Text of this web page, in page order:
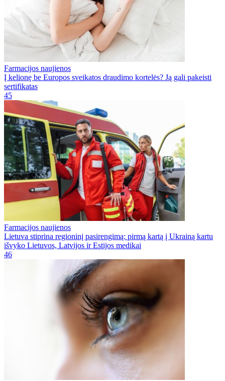
Farmacijos naujienos
Į kelionę be Europos sveikatos draudimo kortelės? Ją gali pakeisti
sertifikatas
45
Farmacijos naujienos
Lietuva stiprina regioninį pasirengimą: pirmą kartą į Ukrainą kartu
išvyko Lietuvos, Latvijos ir Estijos medikai
46